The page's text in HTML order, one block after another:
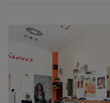
Was uns an dem Salon
Atmosphäre: Einladend,
Extras: Kostenlose
kostenpflichtige
vor Ort, nur Barzahlung
Dienstag
Mittwoch
Donnerstag
Samstag
Sonntag